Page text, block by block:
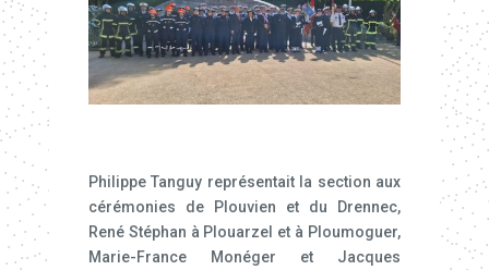
Philippe Tanguy représentait la section aux
cérémonies de Plouvien et du Drennec,
René Stéphan à Plouarzel et à Ploumoguer,
Marie-France Monéger et Jacques